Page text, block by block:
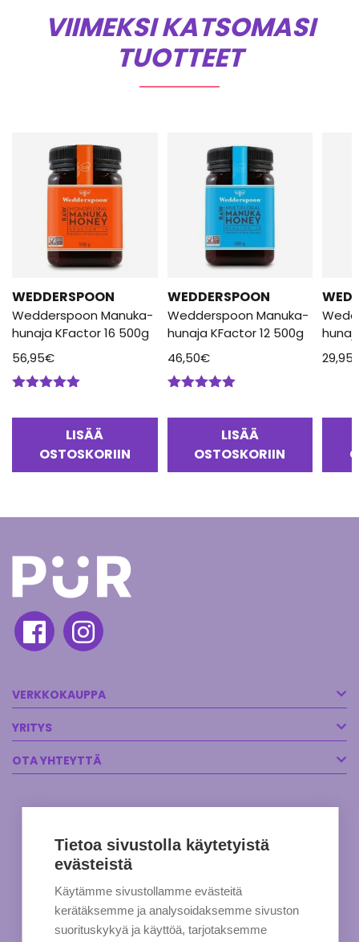
VIIMEKSI KATSOMASI
TUOTTEET
WEDDERSPOON
Wedderspoon Manuka-
hunaja KFactor 16 500g
56,95€
LISÄÄ
OSTOSKORIIN
WEDDERSPOON
Wedderspoon Manuka-
hunaja KFactor 12 500g
46,50€
LISÄÄ
OSTOSKORIIN
29,95
VERKKOKAUPPA
YRITYS
OTA YHTEYTTÄ
Tietoa sivustolla käytetyistä
evästeistä
Käytämme sivustollamme evästeitä
kerätäksemme ja analysoidaksemme sivuston
suorituskykyä ja käyttöä, tarjotaksemme